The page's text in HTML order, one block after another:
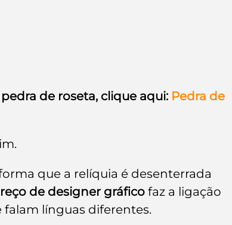
de roseta, clique aqui: Pedra de
que a relíquia é desenterrada
de designer gráfico faz a ligação
línguas diferentes.